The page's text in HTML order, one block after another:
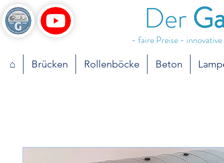
Der
- faire Preise -
⌂ Brücken Rollenböcke Beton